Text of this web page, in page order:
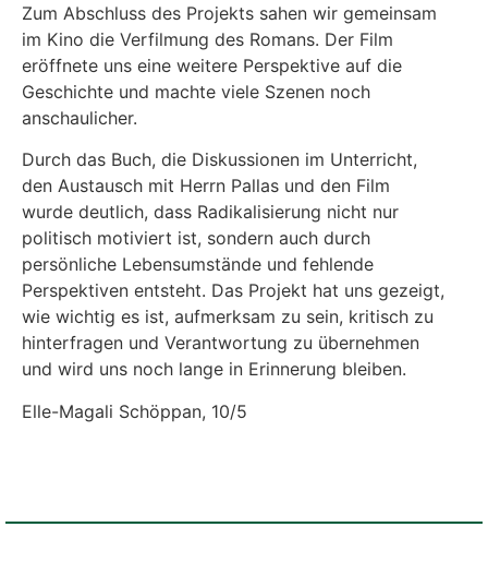
Zum Abschluss des Projekts sahen wir gemeinsam
im Kino die Verfilmung des Romans. Der Film
eröffnete uns eine weitere Perspektive auf die
Geschichte und machte viele Szenen noch
anschaulicher.
Durch das Buch, die Diskussionen im Unterricht,
den Austausch mit Herrn Pallas und den Film
wurde deutlich, dass Radikalisierung nicht nur
politisch motiviert ist, sondern auch durch
persönliche Lebensumstände und fehlende
Perspektiven entsteht. Das Projekt hat uns gezeigt,
wie wichtig es ist, aufmerksam zu sein, kritisch zu
hinterfragen und Verantwortung zu übernehmen
und wird uns noch lange in Erinnerung bleiben.
Elle-Magali Schöppan, 10/5